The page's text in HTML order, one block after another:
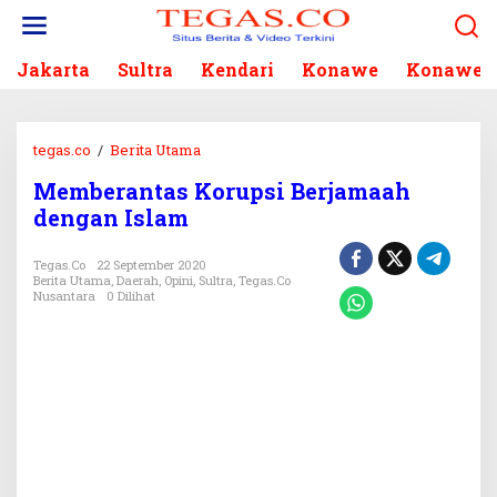
Jakarta Sultra Kendari Konawe Konawe
tegas.co / Berita Utama
m
r
a
Memberantas Korupsi Berjamaah
dengan Islam
Tegas.co
22 September 2020
Berita Utama, Daerah, Opini, Sultra, Tegas.co
Nusantara
0 Dilihat